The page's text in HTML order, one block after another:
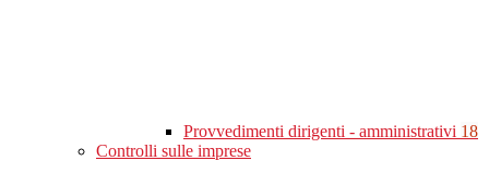
Provvedimenti dirigenti - amministrativi 18
Controlli sulle imprese